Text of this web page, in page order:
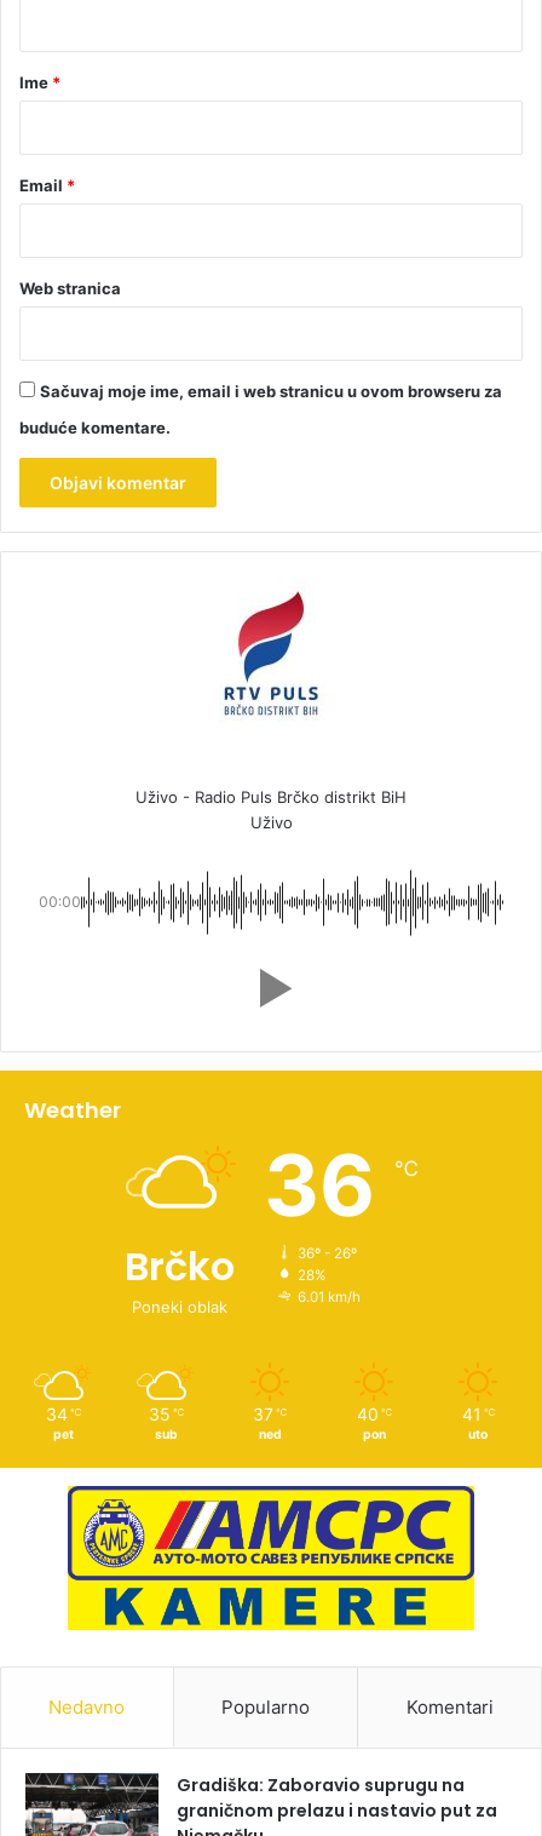
rIme *
Email *
Web stranica
Sačuvaj moje ime, email i web stranicu u ovom browseru za
buduće komentare.
Uživo - Radio Puls Brčko distrikt BiH
Uživo
00:00
Weather
Brčko
Poneki oblak
36 ℃
36º - 26º
28%
6.01 km/h
34 ℃
pet
35 ℃
sub
37 ℃
ned
40 ℃
pon
41 ℃
uto
Nedavno Popularno Komentari
Gradiška: Zaboravio suprugu na
graničnom prelazu i nastavio put za